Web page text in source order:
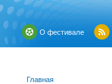
О фестивале
Главная